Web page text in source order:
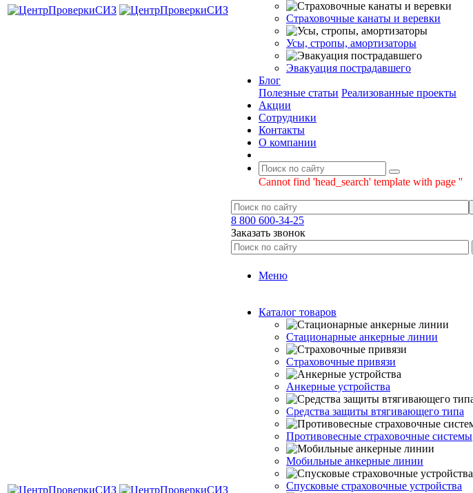
Страховочные канаты и веревки
Усы, стропы, амортизаторы
Эвакуация пострадавшего
Блог
Полезные статьи Реализованные проекты
Акции
Сотрудники
Контакты
О компании
Cannot find 'head_search' template with page ''
8 800 600-34-25
Заказать звонок
Меню
Каталог товаров
Стационарные анкерные линии
Страховочные привязи
Анкерные устройства
Средства защиты втягивающего типа
Противовесные страховочные системы
Мобильные анкерные линии
Спусковые страховочные устройства